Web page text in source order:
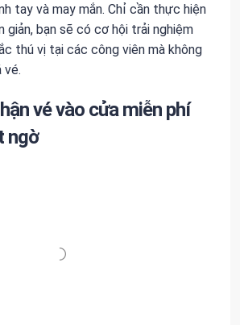
tay và may mắn. Chỉ cần thực hiện
bạn sẽ có cơ hội trải nghiệm
thú vị tại các công viên mà không
vé.
vé vào cửa miễn phí
ngờ